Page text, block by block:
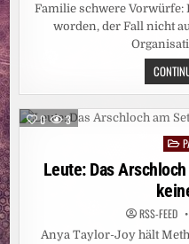
Familie schwere Vorwürfe:
worden, der Fall nicht
0 3
Leute: Das
RSS-FEED
Anya Taylor-Joy hält